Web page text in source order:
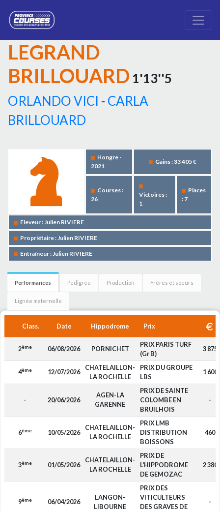
LEGRAND
BRILLOUARD 1'13''5
ORLANDO VICI - CARLA
BRILLOUARD
Hongre -
2021
Gains : 33 405 €
Courses :
26
Victoires :
1
Places
: 7
Eleveur : Julien RIVIERE
Propriétaire : Julien RIVIERE
Entraîneur : Julien RIVIERE
Performances Pedigree Production Frères et soeurs
Lignée maternelle
Class. Date Hippodrome Prix
2ème 06/08/2026 PORNICHET
PRIX PARIS TURF
(Gr B)
3 875
4ème 12/07/2026
CHATELAILLON-
LA ROCHELLE
PRIX DU GROUPE
LBS
1 600
- 20/06/2026
AGEN-LA
GARENNE
PRIX DE SAINTE
COLOMBE EN
BRUILHOIS
-
6ème 10/05/2026
CHATELAILLON-
LA ROCHELLE
PRIX LMB
DISTRIBUTION
BOISSONS
460
3ème 01/05/2026
CHATELAILLON-
LA ROCHELLE
PRIX DE
L'HIPPODROME
DE GEMOZAC
2 380
9ème 06/04/2026
LANGON-
LIBOURNE
PRIX DES
VITICULTEURS
DES GRAVES DE
-